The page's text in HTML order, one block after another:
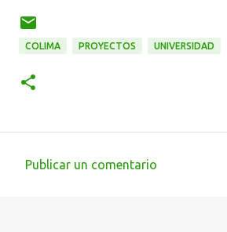
COLIMA PROYECTOS UNIVERSIDAD
Publicar un comentario